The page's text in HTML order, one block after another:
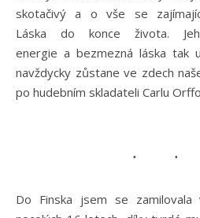
skotačivý a o vše se
Láska do konce života.
energie a bezmezná láska tak
navždycky zůstane ve zdech
po hudebním skladateli Carlu
Do Finska jsem se